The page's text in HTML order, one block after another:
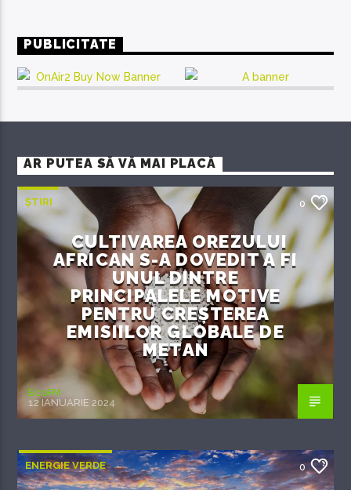
PUBLICITATE
AR PUTEA SĂ VĂ MAI PLACĂ
ȘTIRI 0
CULTIVAREA OREZULUI
AFRICAN S-A DOVEDIT A FI
UNUL DINTRE
PRINCIPALELE MOTIVE
PENTRU CREȘTEREA
EMISIILOR GLOBALE DE
METAN
EcoFM
12 IANUARIE 2024
ENERGIE VERDE 0